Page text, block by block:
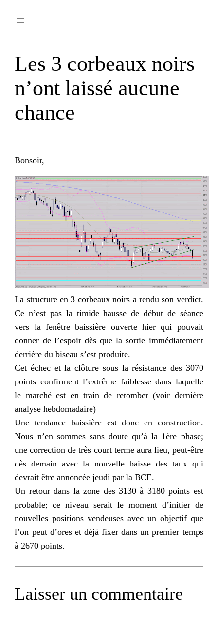
Les 3 corbeaux noirs
n’ont laissé aucune
chance
Bonsoir,
La structure en 3 corbeaux noirs a rendu son verdict.
Ce n’est pas la timide hausse de début de séance
vers la fenêtre baissière ouverte hier qui pouvait
donner de l’espoir dès que la sortie immédiatement
derrière du biseau s’est produite.
Cet échec et la clôture sous la résistance des 3070
points confirment l’extrême faiblesse dans laquelle
le marché est en train de retomber (voir dernière
analyse hebdomadaire)
Une tendance baissière est donc en construction.
Nous n’en sommes sans doute qu’à la 1ère phase;
une correction de très court terme aura lieu, peut-être
dès demain avec la nouvelle baisse des taux qui
devrait être annoncée jeudi par la BCE.
Un retour dans la zone des 3130 à 3180 points est
probable; ce niveau serait le moment d’initier de
nouvelles positions vendeuses avec un objectif que
l’on peut d’ores et déjà fixer dans un premier temps
à 2670 points.
Laisser un commentaire